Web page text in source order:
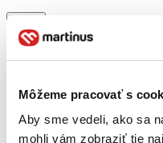
Môžeme pracovať s
Aby sme vedeli, ako sa
mohli vám zobraziť tie
satira (1 titul)
pevná väzba (1 titul)